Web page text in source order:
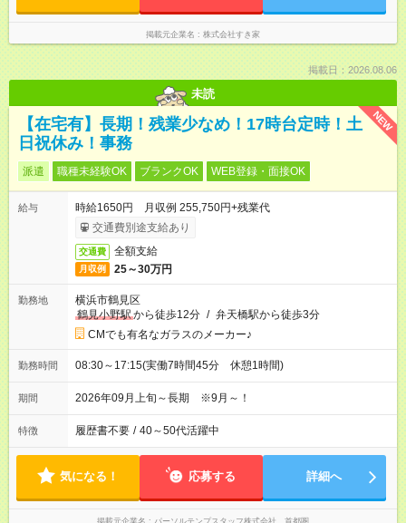
掲載元企業名 株式会社すき家
掲載日：2026.08.06
未読
NEW
【在宅有】長期！残業少なめ！17時台定時！土
日祝休み！事務
派遣 職種未経験OK ブランクOK WEB登録・面接OK
給与
時給1650円 月収例 255,750円+残業代
交通費別途支給あり
交通費 全額支給
月収例 25～30万円
勤務地
横浜市鶴見区
鶴見小野駅から徒歩12分 / 弁天橋駅から徒歩3分
CMでも有名なガラスのメーカー♪
勤務時間 08:30～17:15(実働7時間45分 休憩1時間)
期間 2026年09月上旬～長期 ※9月～！
特徴 履歴書不要 / 40～50代活躍中
気になる！ 応募する 詳細へ
掲載元企業名 パーソルテンプスタッフ株式会社 首都圏